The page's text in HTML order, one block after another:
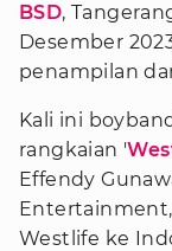
BSD,
Desember
penampilan
Kali ini
rangkaian '
Effendy
Westlife ke